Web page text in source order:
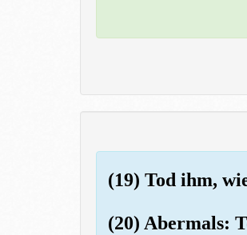
(19) Tod ihm,
(20) Abermals: